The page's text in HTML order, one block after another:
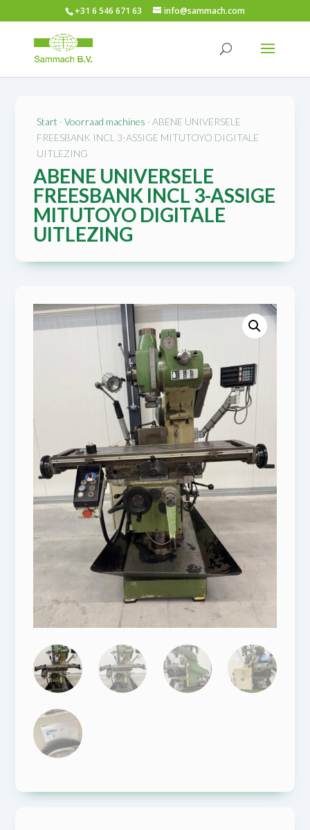
+31 6 546 671 63 info@sammach.com
Start ·Voorraad machines · ABENE UNIVERSELE
FREESBANK INCL 3-ASSIGE MITUTOYO DIGITALE
UITLEZING
ABENE UNIVERSELE
FREESBANK INCL 3-ASSIGE
MITUTOYO DIGITALE
UITLEZING